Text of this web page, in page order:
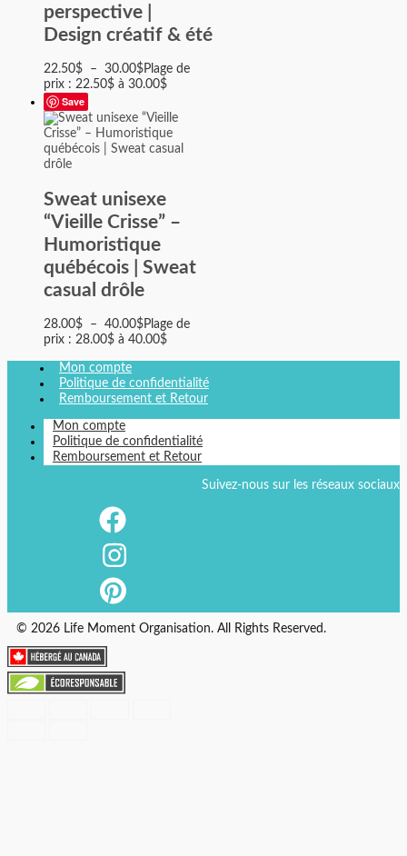
perspective |
Design créatif & été
22.50$ – 30.00$Plage de
prix : 22.50$ à 30.00$
Save
Sweat unisexe
“Vieille Crisse” –
Humoristique
québécois | Sweat
casual drôle
28.00$ – 40.00$Plage de
prix : 28.00$ à 40.00$
Mon compte
Politique de confidentialité
Remboursement et Retour
Mon compte
Politique de confidentialité
Remboursement et Retour
Suivez-nous sur les réseaux sociaux
© 2026 Life Moment Organisation. All Rights Reserved.